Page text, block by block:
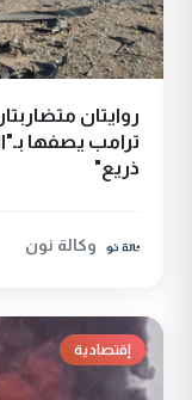
روايتان
ترامب يصفها
ذريع"
وكالة نون
إقتصادية